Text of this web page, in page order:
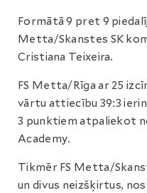
Formātā 9 pret 9
Metta/Skanstes SK
Cristiana Teixeira.
FS Metta/Rīga ar 25
vārtu attiecību 39:3
3 punktiem atpaliekot
Academy.
Tikmēr FS Metta/
un divus neizšķirtus,